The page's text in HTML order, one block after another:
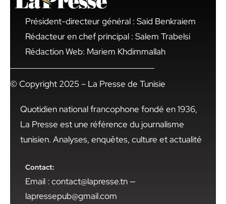
Président-directeur général : Said Benkraiem
Rédacteur en chef principal : Salem Trabelsi
Rédaction Web: Mariem Khdimmallah
© Copyright 2025 – La Presse de Tunisie
Quotidien national francophone fondé en 1936,
La Presse est une référence du journalisme
tunisien. Analyses, enquêtes, culture et actualité
Contact:
Email : contact@lapresse.tn —
lapressepub@gmail.com